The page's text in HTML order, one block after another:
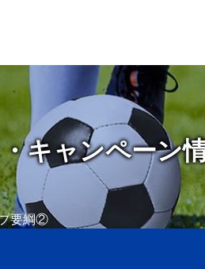
キャンペーン
要綱②